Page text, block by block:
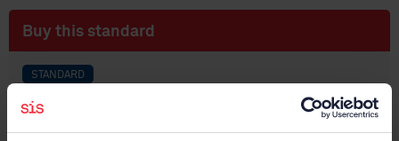
Buy this standard
STANDARD
TECHNICAL REPORTS